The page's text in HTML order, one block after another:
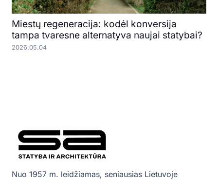
Miestų regeneracija: kodėl konversija
tampa tvaresne alternatyva naujai statybai?
2026.05.04
Nuo 1957 m. leidžiamas, seniausias Lietuvoje